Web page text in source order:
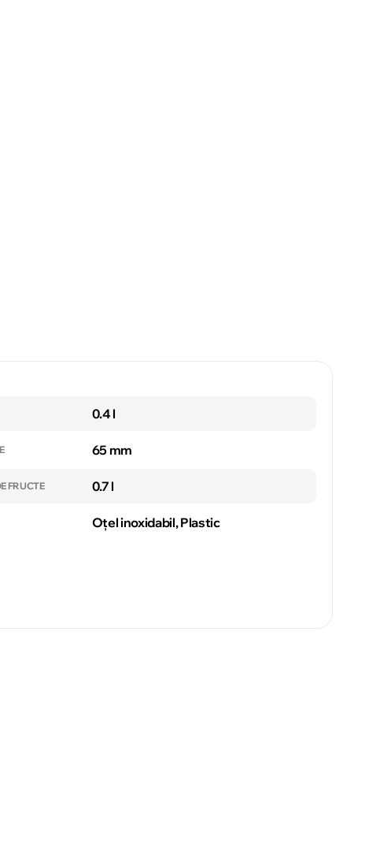
0.4 l
65 mm
FRUCTE 0.7 l
Oțel inoxidabil, Plastic